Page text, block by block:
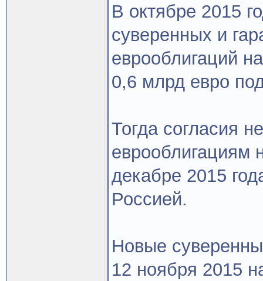
В октябре 2015
суверенных и
еврооблигаций
0,6 млрд евро
Тогда согласия
еврооблигациям
декабре 2015
Россией.
Новые
12 ноября 2015